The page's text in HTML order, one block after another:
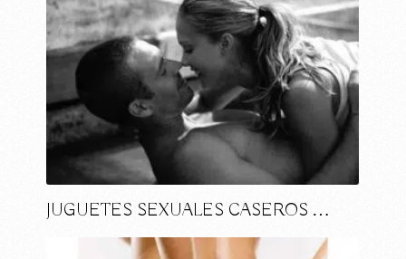
JUGUETES SEXUALES CASEROS …